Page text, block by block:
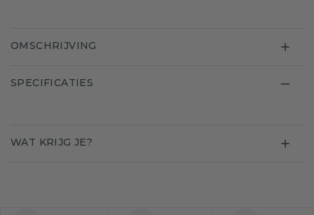
OMSCHRIJVING
SPECIFICATIES
WAT KRIJG JE?